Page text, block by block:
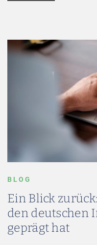
BLOG
Ein Blick
den deutschen
geprägt hat